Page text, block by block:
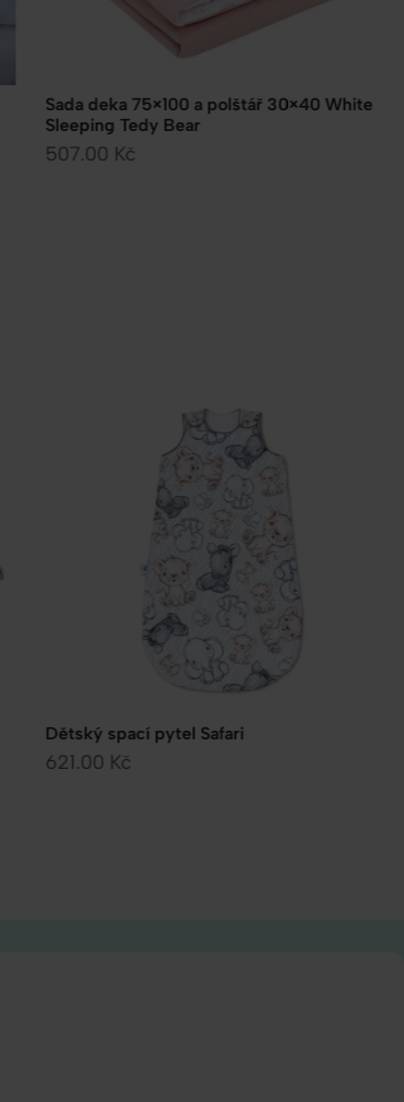
Kabelka přes rameno s nastavitelným
popruhem
776.67 Kč
Ochranný mantinel do postýlky – Safari
velvet cappucino